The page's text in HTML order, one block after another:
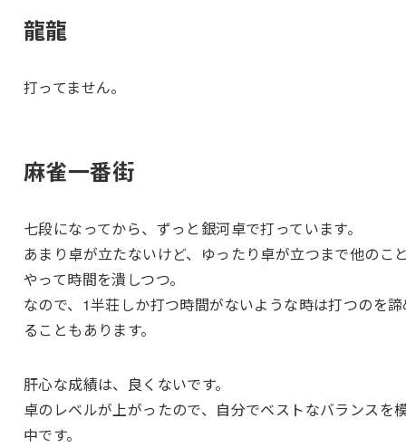
龍龍
打ってません。
麻雀一番街
七段になってから、ずっと銀河卓で打っています。
あまり卓が立たないけど、ゆったり卓が立つまで他のこ
やって時間を潰しつつ。
なので、1半荘しか打つ時間がないような時は打つのを
ることもあります。
肝心な成績は、良くないです。
卓のレベルが上がったので、自分でベストなバランスを
中です。